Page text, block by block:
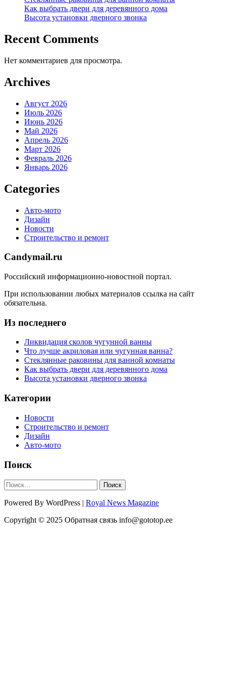
Как выбрать двери для деревянного дома
Высота установки дверного звонка
Recent Comments
Нет комментариев для просмотра.
Archives
Август 2026
Июль 2026
Июнь 2026
Май 2026
Апрель 2026
Март 2026
Февраль 2026
Январь 2026
Categories
Авто-мото
Дизайн
Новости
Строительство и ремонт
Candymail.ru
Российский информационно-новостной портал.
При использовании любых материалов ссылка на сайт
обязательна.
Из последнего
Ликвидация сколов чугунной ванны
Что лучше акриловая или чугунная ванна?
Стеклянные раковины для ванной комнаты
Как выбрать двери для деревянного дома
Высота установки дверного звонка
Категории
Новости
Строительство и ремонт
Дизайн
Авто-мото
Поиск
Найти:
Powered By WordPress | Royal News Magazine
Copyright © 2025 Обратная связь info@gototop.ee